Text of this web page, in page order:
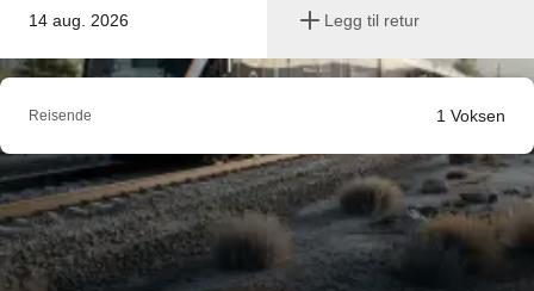
14 aug. 2026 Legg til retur
Reisende 1 Voksen